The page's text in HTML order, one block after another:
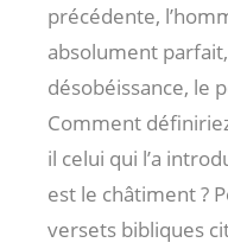
précédente,
absolument parfait,
désobéissance, le
Comment
il celui qui l’a
est le châtiment ?
versets bibliques